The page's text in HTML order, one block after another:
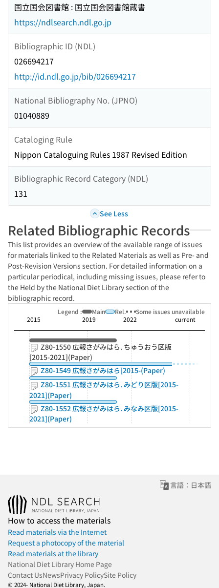
国立国会図書館 : 国立国会図書館蔵書
https://ndlsearch.ndl.go.jp
Bibliographic ID (NDL)
026694217
http://id.ndl.go.jp/bib/026694217
National Bibliography No. (JPNO)
01040889
Cataloging Rule
Nippon Cataloguing Rules 1987 Revised Edition
Bibliographic Record Category (NDL)
131
See Less
Related Bibliographic Records
This list provides an overview of the available range of issues
for materials linked to the Related Materials as well as Pre- and
Post-Revision Versions section. For detailed information on a
particular periodical, including missing issues, please refer to
the Held by the National Diet Library section of the
bibliographic record.
Legend : Main Rel.
Some issues unavailable
2015
2019 2022 current
Z80-1550 広報さがみはら. ちゅうおう区版
[2015-2021](Paper)
Z80-1549 広報さがみはら[2015-(Paper)
Z80-1551 広報さがみはら. みどり区版[2015-
2021](Paper)
Z80-1552 広報さがみはら. みなみ区版[2015-
2021](Paper)
言語：日本語
How to access the materials
Read materials via the Internet
Request a photocopy of the material
Read materials at the library
National Diet Library Home Page
Contact UsNewsPrivacy PolicySite Policy
© 2024- National Diet Library, Japan.